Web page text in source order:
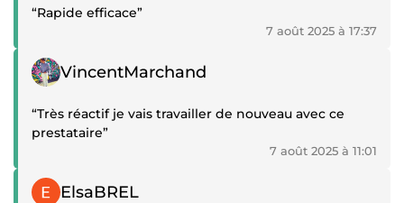
“Rapide efficace”
7 août 2025 à 17:37
Témoignage positif
VincentMarchand
“Très réactif je vais travailler de nouveau avec ce
prestataire”
7 août 2025 à 11:01
Témoignage positif
ElsaBREL